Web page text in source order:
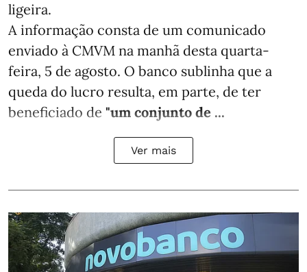
ligeira.
A informação consta de um comunicado
enviado à CMVM na manhã desta quarta-
feira, 5 de agosto. O banco sublinha que a
queda do lucro resulta, em parte, de ter
beneficiado de "um conjunto de ...
Ver mais